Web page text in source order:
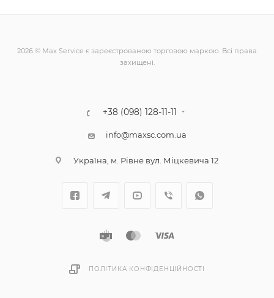
2026 © Max Service є зареєстрованою торговою маркою. Всі права
захищені.
+38 (098) 128-11-11
info@maxsc.com.ua
Українa, м. Рівне вул. Міцкевича 12
ПОЛІТИКА КОНФІДЕНЦІЙНОСТІ